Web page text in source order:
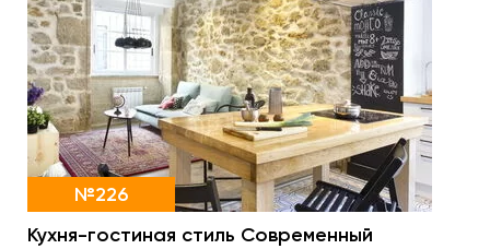
№226
Кухня-гостиная стиль Современный